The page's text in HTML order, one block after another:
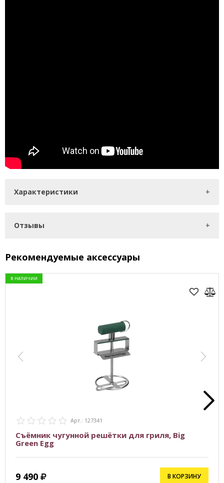
Характеристики
Отзывы
Рекомендуемые аксессуары
в наличии
Арт.: 127341
Cъёмник чугунной решётки для гриля, Big
Green Egg
9 490 В КОРЗИНУ